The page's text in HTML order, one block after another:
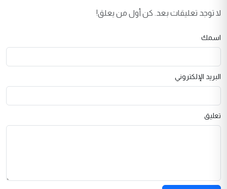
لا توجد تعليقات بعد. كن أول من يعلق!
اسمك
البريد الإلكتروني
تعليق